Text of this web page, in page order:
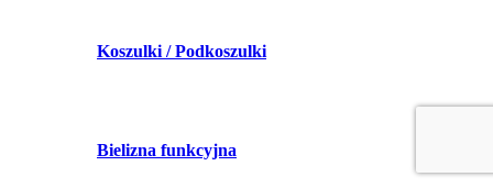
Koszulki / Podkoszulki
Bielizna funkcyjna